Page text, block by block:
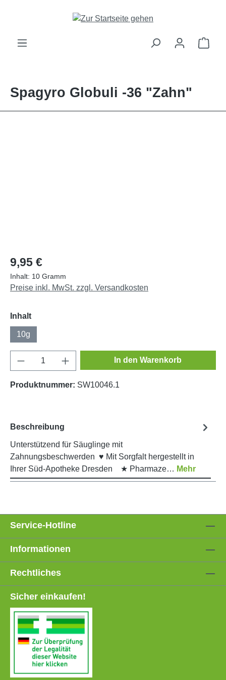
Spagyro Globuli -36 "Zahn"
9,95 €
Inhalt: 10 Gramm
Preise inkl. MwSt. zzgl. Versandkosten
Inhaltauswählen
10g
Produkt Anzahl: Gib den gewünschten
In den Warenkorb
Produktnummer: SW10046.1
Beschreibung
Unterstützend für Säuglinge mit
Zahnungsbeschwerden ♥ Mit Sorgfalt hergestellt in
Ihrer Süd-Apotheke Dresden ★ Pharmaze… Mehr
Service-Hotline
Informationen
Rechtliches
Sicher einkaufen!